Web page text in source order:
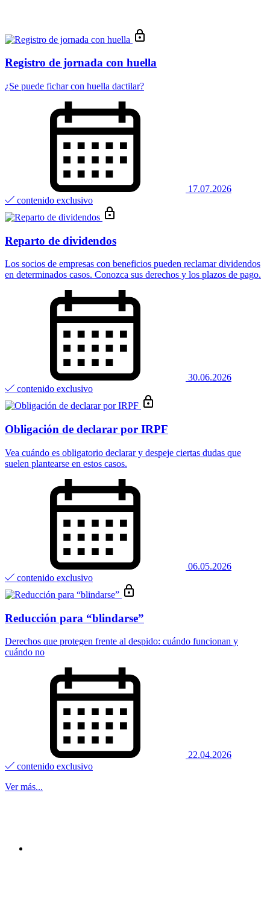
Registro de jornada con huella
¿Se puede fichar con huella dactilar?
17.07.2026
contenido exclusivo
Reparto de dividendos
Los socios de empresas con beneficios pueden reclamar dividendos
en determinados casos. Conozca sus derechos y los plazos de pago.
30.06.2026
contenido exclusivo
Obligación de declarar por IRPF
Vea cuándo es obligatorio declarar y despeje ciertas dudas que
suelen plantearse en estos casos.
06.05.2026
contenido exclusivo
Reducción para “blindarse”
Derechos que protegen frente al despido: cuándo funcionan y
cuándo no
22.04.2026
contenido exclusivo
Ver más...